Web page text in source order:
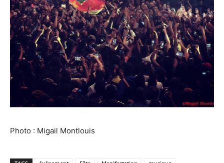
Photo : Migail Montlouis‬